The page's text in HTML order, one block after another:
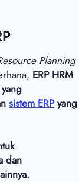
Planning
ERP HRM
sistem ERPyang
dan